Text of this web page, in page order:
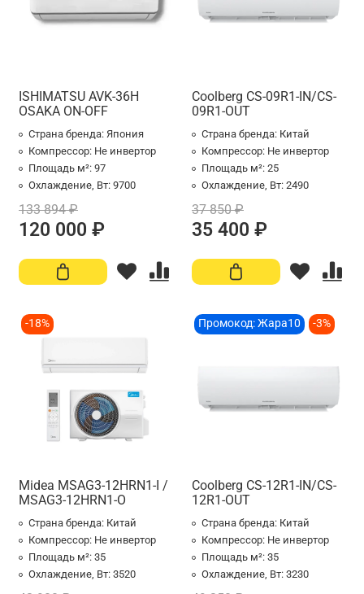
ISHIMATSU AVK-36H
OSAKA ON-OFF
Страна бренда: Япония
Компрессор: Не инвертор
Площадь м²: 97
Охлаждение, Вт: 9700
133 894 ₽
120 000 ₽
Coolberg CS-09R1-IN/CS-
09R1-OUT
Страна бренда: Китай
Компрессор: Не инвертор
Площадь м²: 25
Охлаждение, Вт: 2490
37 850 ₽
35 400 ₽
-18%
Midea MSAG3-12HRN1-I /
MSAG3-12HRN1-O
Страна бренда: Китай
Компрессор: Не инвертор
Площадь м²: 35
Охлаждение, Вт: 3520
Промокод: Жара10 -3%
Coolberg CS-12R1-IN/CS-
12R1-OUT
Страна бренда: Китай
Компрессор: Не инвертор
Площадь м²: 35
Охлаждение, Вт: 3230